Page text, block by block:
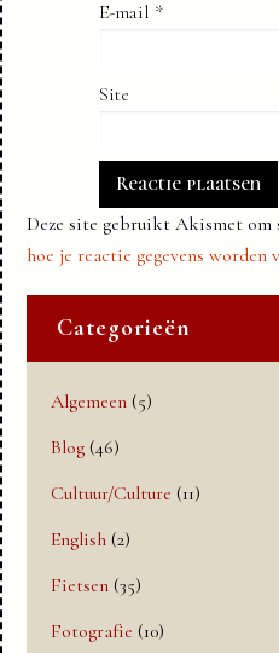
E-mail *
Site
Deze site gebruikt Akismet om
hoe je reactie gegevens worden
Categorieën
Algemeen (5)
Blog (46)
Cultuur/Culture (11)
English (2)
Fietsen (35)
Fotografie (10)